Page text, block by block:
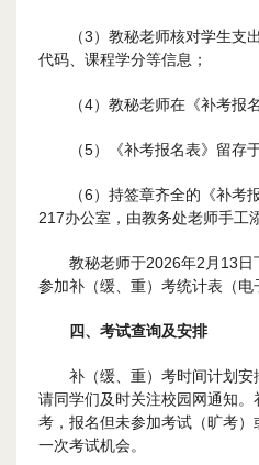
（3）教秘老师核对学生支
代码、课程学分等信息；
（4）教秘老师在《补考报
（5）《补考报名表》留存
（6）持签章齐全的《补考
217办公室，由教务处老师手工
教秘老师于2026年2月13日
参加补（缓、重）考统计表（电
四、考试查询及安排
补（缓、重）考时间计划安
请同学们及时关注校园网通知
考，报名但未参加考试（旷考
一次考试机会。